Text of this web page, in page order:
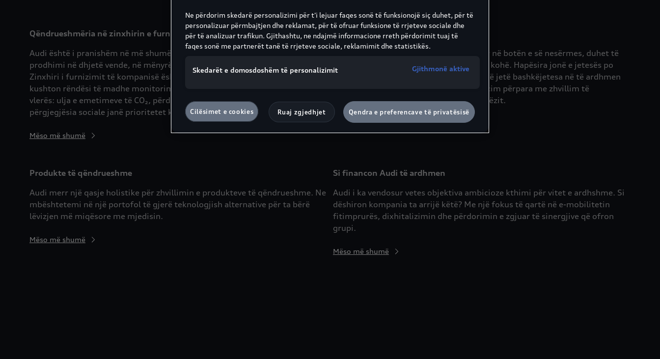
Qëndrueshmëria në zinxhirin e furnizimit: një sfidë dhe një mundësi
Audi është i pranishëm në më shumë se 100 tregje dhe prodhon në 13 pika
prodhimi në dhjetë vende, në mënyrë që të jetë sa më afër klientëve të saj.
Zinxhiri i furnizimit të kompanisë është përkatësisht i gjerë. Prandaj Audi i
kushton rëndësi të madhe monitorimit gjithëpërfshirës të zinxhirit të vet të
vlerës: ulja e emetimeve të CO₂, përdorimi i kujdesshëm i burimeve dhe
përgjegjësia sociale janë prioritetet kryesore.
Mëso më shumë
Lëvizshmëria dhe tendencat
Nëse doni të hidhni një vështrim vizionar në botën e së nesërmes, duhet të
jeni të shpejtë dhe fleksibël në të njëjtën kohë. Hapësira jonë e jetesës po
ndryshon me një ritëm të shpejtë. Si do të jetë bashkëjetesa në të ardhmen
dhe çfarë duhet të dimë për të sot? Ne ecim përpara me zhvillim të
vazhdueshëm dhe zgjidhje që lëvizin njerëzit.
Mëso më shumë
Produkte të qëndrueshme
Audi merr një qasje holistike për zhvillimin e produkteve të qëndrueshme. Ne
mbështetemi në një portofol të gjerë teknologjish alternative për ta bërë
lëvizjen më miqësore me mjedisin.
Mëso më shumë
Si financon Audi të ardhmen
Audi i ka vendosur vetes objektiva ambicioze kthimi për vitet e ardhshme. Si
dëshiron kompania ta arrijë këtë? Me një fokus të qartë në e-mobilitetin
fitimprurës, dixhitalizimin dhe përdorimin e zgjuar të sinergjive që ofron
grupi.
Mëso më shumë
Ne përdorim skedarë personalizimi për t'i lejuar faqes sonë të funksionojë siç duhet, për të
personalizuar përmbajtjen dhe reklamat, për të ofruar funksione të rrjeteve sociale dhe
për të analizuar trafikun. Gjithashtu, ne ndajmë informacione rreth përdorimit tuaj të
faqes sonë me partnerët tanë të rrjeteve sociale, reklamimit dhe statistikës.
Skedarët e domosdoshëm të personalizimit Gjithmonë aktive
Cilësimet e cookies Ruaj zgjedhjet Qendra e preferencave të privatësisë